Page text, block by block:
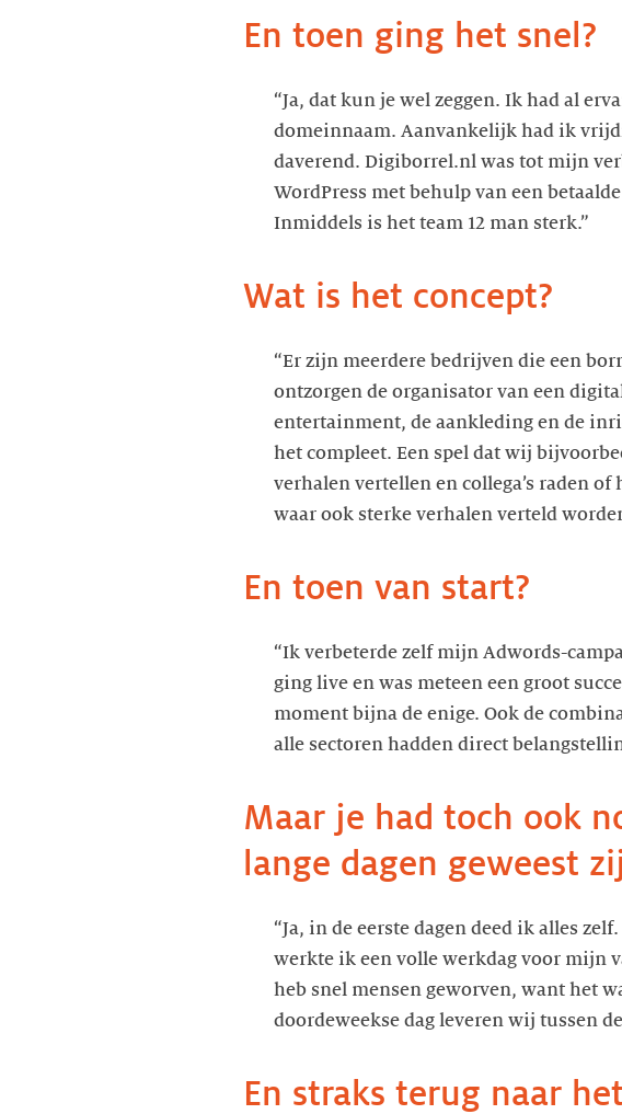
En toen ging het snel?
“Ja, dat kun je wel zeggen. Ik had al
domeinnaam. Aanvankelijk had ik
daverend. Digiborrel.nl was tot mijn
WordPress met behulp van een
Wat is het concept?
“Er zijn meerdere bedrijven die een
ontzorgen de organisator van een
entertainment, de aankleding en de
het compleet. Een spel dat wij
verhalen vertellen en collega’s raden
waar ook sterke verhalen verteld
En toen van start?
“Ik verbeterde zelf mijn Adwords-
ging live en was meteen een groot
moment bijna de enige. Ook de
alle sectoren hadden direct
Maar je had toch ook
lange dagen geweest
“Ja, in de eerste dagen deed ik alles
werkte ik een volle werkdag voor mijn
heb snel mensen geworven, want het
doordeweekse dag leveren wij tussen
En straks terug naar